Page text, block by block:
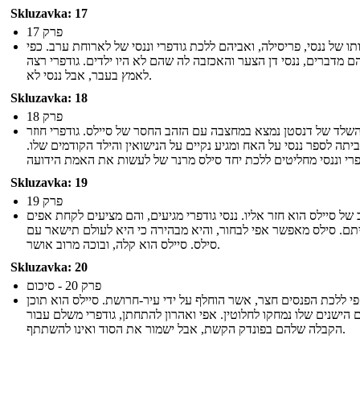
Skluzavka: 17
פרק 17
של ננסי, פריסילה, ואביהם ללכת גודפרי וננסי של לארוחת ערב. כפי
מדברים, ננסי דן הצער והאכזבה לה שהם לא היו ילדים. גודפרי רצה
לאמץ בעבר, אבל ננסי לא.
Skluzavka: 18
פרק 18
של דנסטן נמצא במחצבה עם הזהב החסר של סיילס. גודפרי חוזר
לספר ננסי על האח ומגיע נקיים על הנישואין והילד הקודמים שלו.
Skluzavka: 19
פרק 19
של סיילס הוא חזר אליו. ננסי גודפרי מגיעים, והם מציעים לקחת אפים
סילס מאפשר אפי לבחור, והיא מבהירה כי היא לעולם תישאר עם
סילס. סיילס הוא קלה, ובוכה מרוב אושר.
Skluzavka: 20
פרק 20 - סיכום
ללכת הפנסים חצר, אשר הוחלף על ידי עיר-חרושת. סיילס הוא תוכן
הישנים שלו נמחקו לחלוטין. אפי ואהרון להתחתן, גודפרי משלם עבור
הקבלה שלהם בפונדק הקשת, אבל ישמור את הסוד ואינו להשתתף.